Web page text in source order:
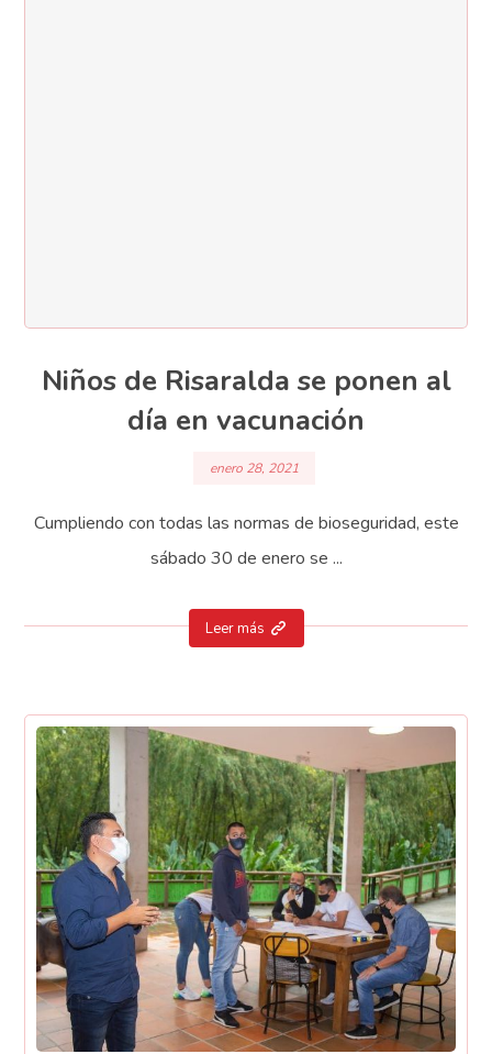
Niños de Risaralda se ponen al
día en vacunación
enero 28, 2021
Cumpliendo con todas las normas de bioseguridad, este
sábado 30 de enero se ...
Leer más